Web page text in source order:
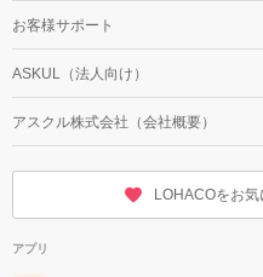
お客様サポート
ASKUL（法人向け）
アスクル株式会社（会社概要）
LOHACOをお
アプリ